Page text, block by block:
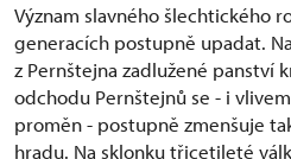
Význam slavného šlechtického
generacích postupně upadat.
z Pernštejna zadlužené panství
odchodu Pernštejnů se - i
proměn - postupně zmenšuje
hradu. Na sklonku třicetileté